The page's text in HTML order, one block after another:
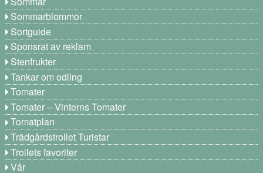
Sommarblommor
Sortguide
Sponsrat av reklam
Stenfrukter
Tankar om odling
Tomater
Tomater – Vinterns Tomater
Tomatplan
Trädgårdstrollet Turistar
Trollets favoriter
Vår